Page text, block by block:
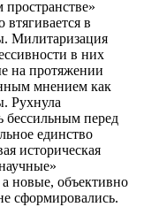
в
Милитаризация
в них
на протяжении
мнением как
Рухнула
бессильным перед
единство
историческая
новые, объективно
сформировались.